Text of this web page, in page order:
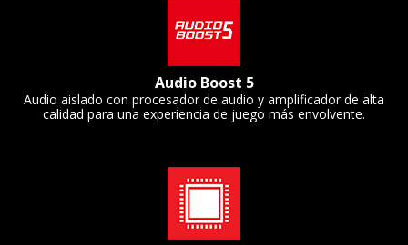
Audio Boost 5
Audio aislado con procesador de audio y amplificador de alta
calidad para una experiencia de juego más envolvente.